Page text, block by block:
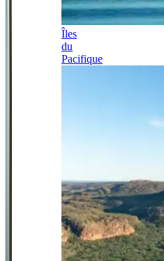
Îles
du
Pacifique